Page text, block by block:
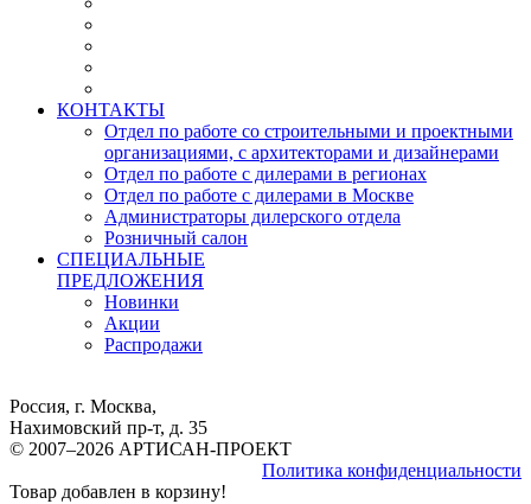
КОНТАКТЫ
Отдел по работе со строительными и проектными
организациями, с архитекторами и дизайнерами
Отдел по работе с дилерами в регионах
Отдел по работе с дилерами в Москве
Администраторы дилерского отдела
Розничный салон
СПЕЦИАЛЬНЫЕ
ПРЕДЛОЖЕНИЯ
Новинки
Акции
Распродажи
Россия, г. Москва,
Нахимовский пр-т, д. 35
© 2007–2026 АРТИСАН-ПРОЕКТ
Политика конфиденциальности
Товар добавлен в корзину!